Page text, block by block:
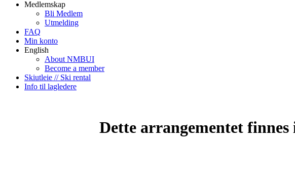
Medlemskap
Bli Medlem
Utmelding
FAQ
Min konto
English
About NMBUI
Become a member
Skiutleie // Ski rental
Info til lagledere
Dette arrangementet